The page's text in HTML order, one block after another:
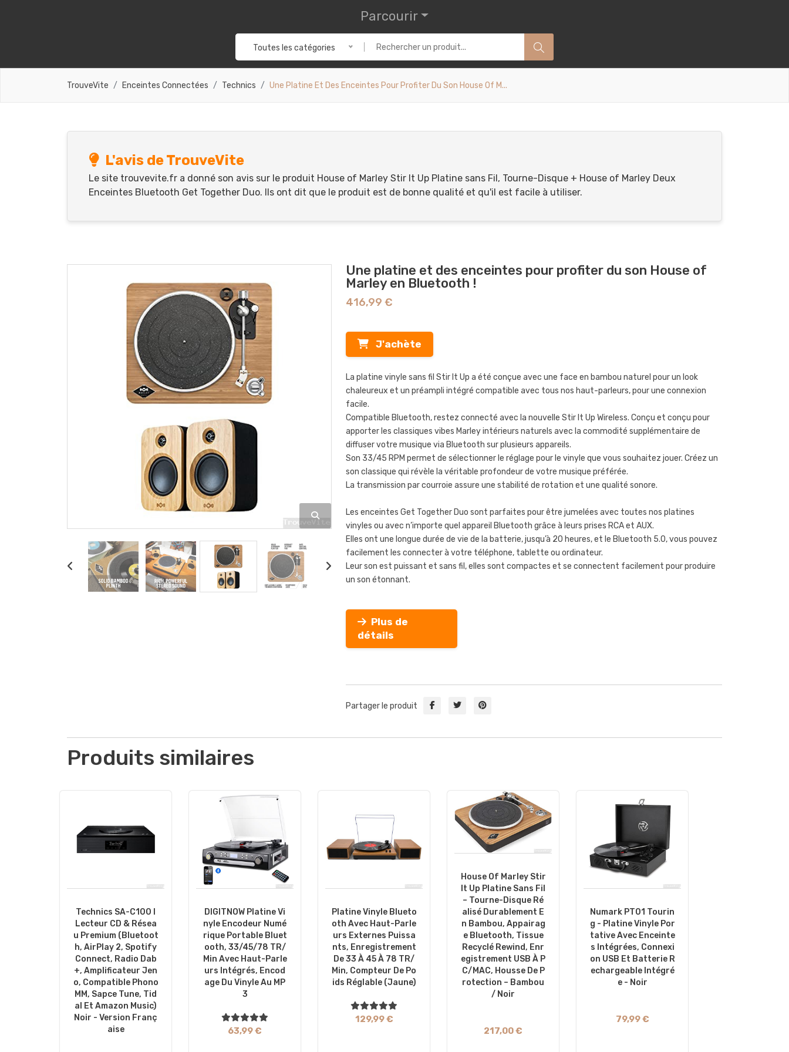
Parcourir
Toutes les catégories
TrouveVite Enceintes Connectées Technics Une Platine Et Des Enceintes Pour Profiter Du Son House Of M...
L'avis de TrouveVite
Le site trouvevite.fr a donné son avis sur le produit House of Marley Stir It Up Platine sans Fil, Tourne-Disque + House of Marley Deux
Enceintes Bluetooth Get Together Duo. Ils ont dit que le produit est de bonne qualité et qu'il est facile à utiliser.
Une platine et des enceintes pour profiter du son House of
Marley en Bluetooth !
416,99 €
J'achète
La platine vinyle sans fil Stir It Up a été conçue avec une face en bambou naturel pour un look
chaleureux et un préampli intégré compatible avec tous nos haut-parleurs, pour une connexion
facile.
Compatible Bluetooth, restez connecté avec la nouvelle Stir It Up Wireless. Conçu et conçu pour
apporter les classiques vibes Marley intérieurs naturels avec la commodité supplémentaire de
diffuser votre musique via Bluetooth sur plusieurs appareils.
Son 33/45 RPM permet de sélectionner le réglage pour le vinyle que vous souhaitez jouer. Créez un
son classique qui révèle la véritable profondeur de votre musique préférée.
La transmission par courroie assure une stabilité de rotation et une qualité sonore.
Les enceintes Get Together Duo sont parfaites pour être jumelées avec toutes nos platines
vinyles ou avec n’importe quel appareil Bluetooth grâce à leurs prises RCA et AUX.
Elles ont une longue durée de vie de la batterie, jusqu’à 20 heures, et le Bluetooth 5.0, vous pouvez
facilement les connecter à votre téléphone, tablette ou ordinateur.
Leur son est puissant et sans fil, elles sont compactes et se connectent facilement pour produire
un son étonnant.
Plus de
détails
Partager le produit
Produits similaires
Technics SA-C100 I
Lecteur CD & Résea
U Premium (Bluetoot
H, AirPlay 2, Spotify
Connect, Radio Dab
+, Amplificateur Jen
O, Compatible Phono
MM, Sapce Tune, Tid
Al Et Amazon Music)
Noir - Version Franç
Aise
DIGITNOW Platine Vi
Nyle Encodeur Numé
Rique Portable Bluet
Ooth, 33/45/78 TR/
Min Avec Haut-Parle
Urs Intégrés, Encod
Age Du Vinyle Au MP
3
63,99 €
Platine Vinyle Blueto
Oth Avec Haut-Parle
Urs Externes Puissa
Nts, Enregistrement
De 33 À 45 À 78 TR/
Min, Compteur De Po
Ids Réglable (jaune)
129,99 €
House Of Marley Stir
It Up Platine Sans Fil
– Tourne-Disque Ré
Alisé Durablement E
N Bambou, Appairag
E Bluetooth, Tissue
Recyclé Rewind, Enr
Egistrement USB À P
C/MAC, Housse De P
Rotection – Bambou
/ Noir
217,00 €
Numark PT01 Tourin
G - Platine Vinyle Por
Tative Avec Enceinte
S Intégrées, Connexi
On USB Et Batterie R
Echargeable Intégré
E - Noir
79,99 €